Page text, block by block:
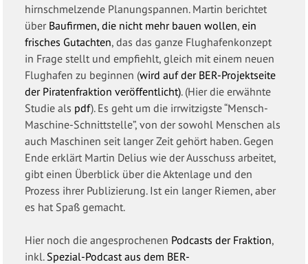
hirnschmelzende Planungspannen. Martin berichtet
über Baufirmen, die nicht mehr bauen wollen,ein
frisches Gutachten, das das ganze Flughafenkonzept
in Frage stellt und empfiehlt, gleich mit einem neuen
Flughafen zu beginnen (wird auf der BER-Projektseite
der Piratenfraktion veröffentlicht). (Hier die erwähnte
Studie als pdf). Es geht um die irrwitzigste “Mensch-
Maschine-Schnittstelle”, von der sowohl Menschen als
auch Maschinen seit langer Zeit gehört haben. Gegen
Ende erklärt Martin Delius wie der Ausschuss arbeitet,
gibt einen Überblick über die Aktenlage und den
Prozess ihrer Publizierung. Ist ein langer Riemen, aber
es hat Spaß gemacht.
Hier noch die angesprochenen Podcasts der Fraktion,
inkl. Spezial-Podcast aus dem BER-